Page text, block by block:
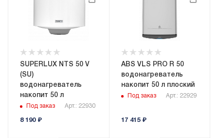
SUPERLUX NTS 50 V
(SU)
водонагреватель
накопит 50 л
Под заказ Арт.: 22930
8 190₽
ABS VLS PRO R 50
водонагреватель
накопит 50 л плоский
Под заказ Арт.: 22929
17 415₽